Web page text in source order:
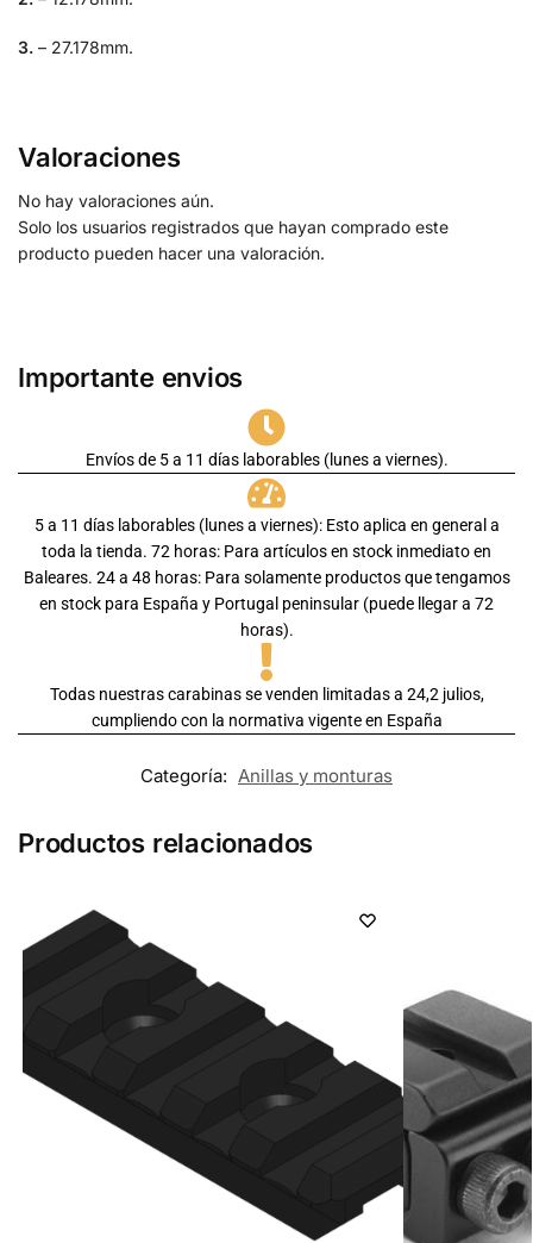
3. – 27.178mm.
Valoraciones
No hay valoraciones aún.
Solo los usuarios registrados que hayan comprado este
producto pueden hacer una valoración.
Importante envios
Envíos de 5 a 11 días laborables (lunes a viernes).
5 a 11 días laborables (lunes a viernes): Esto aplica en general a
toda la tienda. 72 horas: Para artículos en stock inmediato en
Baleares. 24 a 48 horas: Para solamente productos que tengamos
en stock para España y Portugal peninsular (puede llegar a 72
horas).
Todas nuestras carabinas se venden limitadas a 24,2 julios,
cumpliendo con la normativa vigente en España
Categoría: Anillas y monturas
Productos relacionados